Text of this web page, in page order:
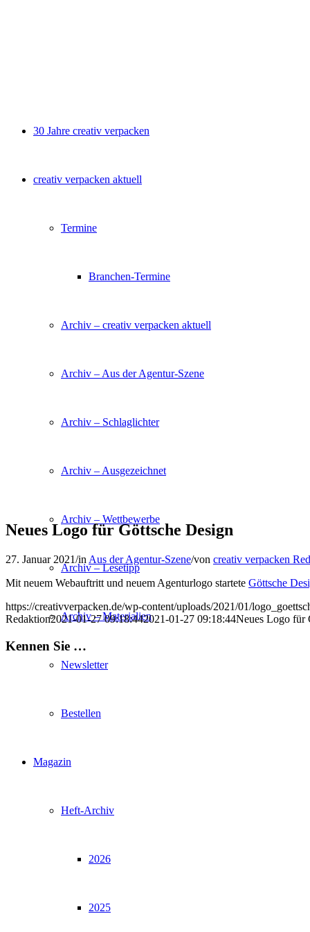
30 Jahre creativ verpacken
creativ verpacken aktuell
Termine
Branchen-Termine
Archiv – creativ verpacken aktuell
Archiv – Aus der Agentur-Szene
Archiv – Schlaglichter
Archiv – Ausgezeichnet
Archiv – Wettbewerbe
Archiv – Lesetipp
Archiv – Materialien
Newsletter
Bestellen
Magazin
Heft-Archiv
2026
2025
Neues Logo für Göttsche Design
27. Januar 2021/in Aus der Agentur-Szene/von creativ verpacken
Mit neuem Webauftritt und neuem Agenturlogo startete Göttsche
https://creativverpacken.de/wp-content/uploads/2021/01/
Redaktion2021-01-27 09:18:442021-01-27 09:18:44Neues Logo für
Kennen Sie …